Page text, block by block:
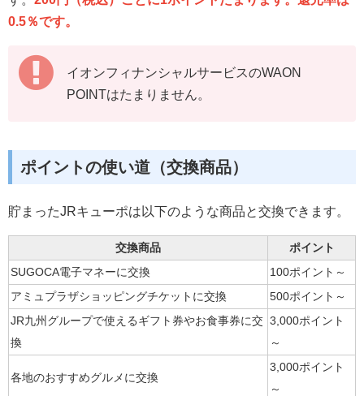
0.5％です。
イオンフィナンシャルサービスのWAON
POINTはたまりません。
ポイントの使い道（交換商品）
貯まったJRキューポは以下のような商品と交換できます。
交換商品
ポイント
SUGOCA電子マネーに交換
100ポイント～
アミュプラザショッピングチケットに交換
500ポイント～
JR九州グループで使えるギフト券やお食事券に交
換
3,000ポイント
～
各地のおすすめグルメに交換
3,000ポイント
～